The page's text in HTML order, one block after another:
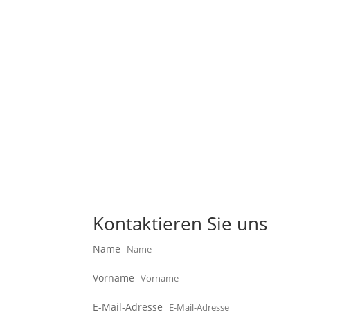
Kontaktieren Sie uns
Name
Vorname
E-Mail-Adresse